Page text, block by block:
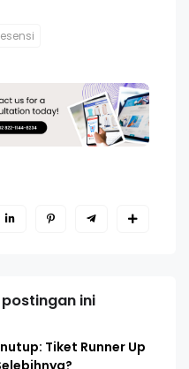
ini
Tiket Runner Up